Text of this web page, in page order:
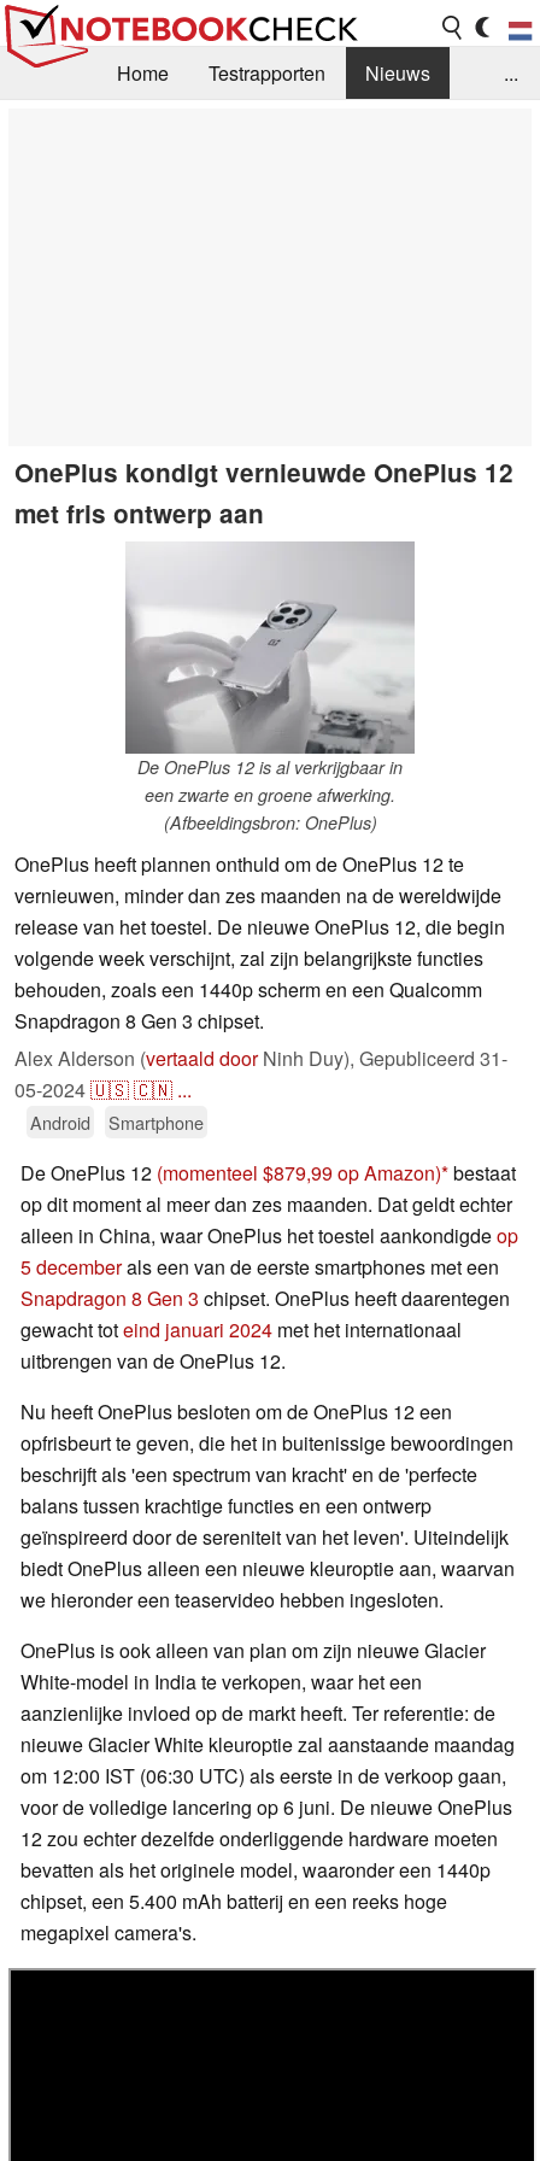
Home Testrapporten
Nieuws
...
OnePlus kondigt vernieuwde OnePlus 12
met fris ontwerp aan
De OnePlus 12 is al verkrijgbaar in
een zwarte en groene afwerking.
(Afbeeldingsbron: OnePlus)
OnePlus heeft plannen onthuld om de OnePlus 12 te
vernieuwen, minder dan zes maanden na de wereldwijde
release van het toestel. De nieuwe OnePlus 12, die begin
volgende week verschijnt, zal zijn belangrijkste functies
behouden, zoals een 1440p scherm en een Qualcomm
Snapdragon 8 Gen 3 chipset.
Alex Alderson (vertaald doorNinh Duy), Gepubliceerd 31-
05-2024🇺🇸🇨🇳 ...
Android Smartphone
De OnePlus 12 (momenteel $879,99 op Amazon) bestaat
op dit moment al meer dan zes maanden. Dat geldt echter
alleen in China, waar OnePlus het toestel aankondigdeop
5 decemberals een van de eerste smartphones met een
Snapdragon 8 Gen 3 chipset. OnePlus heeft daarentegen
gewacht toteind januari 2024 met het internationaal
uitbrengen van de OnePlus 12.
Nu heeft OnePlus besloten om de OnePlus 12 een
opfrisbeurt te geven, die het in buitenissige bewoordingen
beschrijft als 'een spectrum van kracht' en de 'perfecte
balans tussen krachtige functies en een ontwerp
geïnspireerd door de sereniteit van het leven'. Uiteindelijk
biedt OnePlus alleen een nieuwe kleuroptie aan, waarvan
we hieronder een teaservideo hebben ingesloten.
OnePlus is ook alleen van plan om zijn nieuwe Glacier
White-model in India te verkopen, waar het een
aanzienlijke invloed op de markt heeft. Ter referentie: de
nieuwe Glacier White kleuroptie zal aanstaande maandag
om 12:00 IST (06:30 UTC) als eerste in de verkoop gaan,
voor de volledige lancering op 6 juni. De nieuwe OnePlus
12 zou echter dezelfde onderliggende hardware moeten
bevatten als het originele model, waaronder een 1440p
chipset, een 5.400 mAh batterij en een reeks hoge
megapixel camera's.